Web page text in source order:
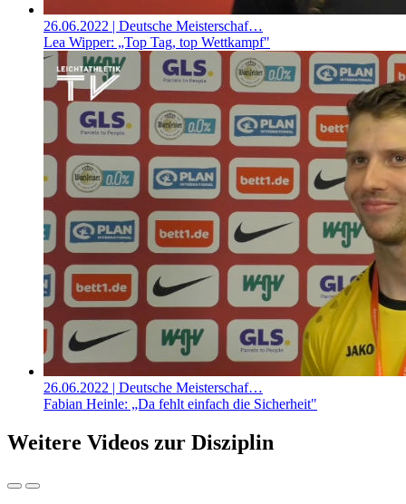
26.06.2022 | Deutsche Meisterschaf…
Lea Wipper: „Top Tag, top Wettkampf"
26.06.2022 | Deutsche Meisterschaf…
Fabian Heinle: „Da fehlt einfach die Sicherheit"
Weitere Videos zur Disziplin